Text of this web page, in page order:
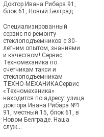
Доктор Ивана Рибара 91,
блок 61, Новый Белград
Специализированный
сервис по ремонту
стеклоподъемников с 30-
летним опытом, знаниями
и качеством! Сервис
Техномеханика по
счетчикам такси и
стеклоподъемникам
ТЕХНО-МЕХАНИКАСервис
«Техномеханика»
находится по адресу: улица
доктора Ивана Рибара №1.
91, местный 15, блок 61, в
Новом Белграде. Наша
служ...